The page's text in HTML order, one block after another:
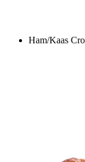
Ham/Kaas